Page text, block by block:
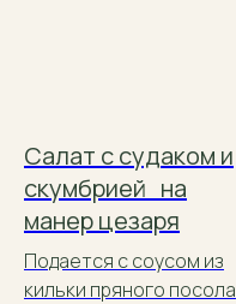
Салат с судаком и
скумбрией на
манер цезаря
Подается с соусом из
кильки пряного посола